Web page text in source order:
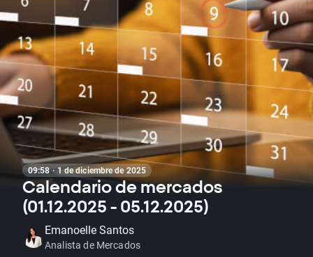
09:58 · 1 de diciembre de 2025
Calendario de mercados
(01.12.2025 - 05.12.2025)
Emanoelle Santos
Analista de Mercados